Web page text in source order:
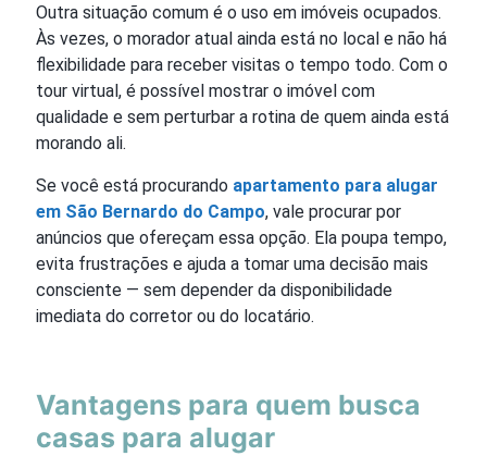
Outra situação comum é o uso em imóveis ocupados.
Às vezes, o morador atual ainda está no local e não há
flexibilidade para receber visitas o tempo todo. Com o
tour virtual, é possível mostrar o imóvel com
qualidade e sem perturbar a rotina de quem ainda está
morando ali.
Se você está procurando apartamento para alugar
em São Bernardo do Campo, vale procurar por
anúncios que ofereçam essa opção. Ela poupa tempo,
evita frustrações e ajuda a tomar uma decisão mais
consciente — sem depender da disponibilidade
imediata do corretor ou do locatário.
Vantagens para quem busca
casas para alugar